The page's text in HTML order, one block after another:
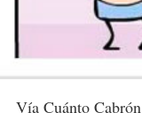
Vía Cuánto Cabrón